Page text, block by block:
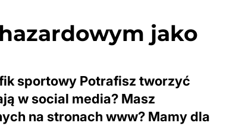
jako
sportowy Potrafisz tworzyć
w social media? Masz
na stronach www? Mamy dla